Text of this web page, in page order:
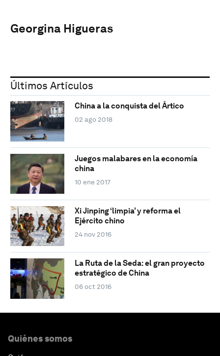
Georgina Higueras
Últimos Artículos
China a la conquista del Ártico
02 ago 2018
Juegos malabares en la economía
china
10 ene 2017
Xi Jinping ‘limpia’ y reforma el
Ejército chino
24 nov 2016
La Ruta de la Seda: el gran proyecto
estratégico de China
06 oct 2016
Quiénes somos